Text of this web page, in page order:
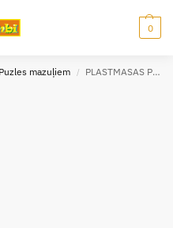
0
Puzles mazuļiem / PLASTMASAS PUZLE BĒRNIEM